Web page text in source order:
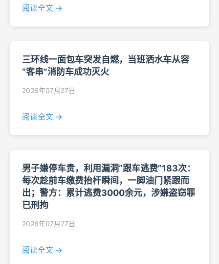
阅读全文 →
三环线一面包车突发自燃，当班洒水车从容
“客串”消防车成功灭火
2026年07月27日
阅读全文 →
男子嫌停车贵，利用漏洞“跟车逃费”183次：
每次趁前车缴费抬杆瞬间，一脚油门紧跟而
出；警方：累计逃费3000余元，涉嫌盗窃罪
已刑拘
2026年07月27日
阅读全文 →